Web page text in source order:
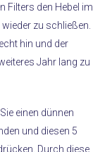
Filters den Hebel im
zu schließen.
hin und der
Jahr lang zu
einen dünnen
und diesen 5
Durch diese